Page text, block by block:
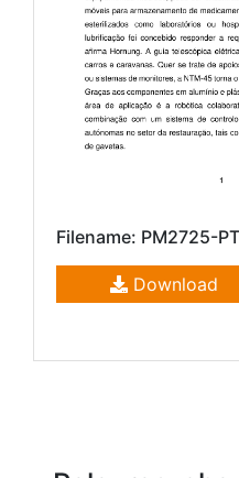
Filename: PM2725-
Download